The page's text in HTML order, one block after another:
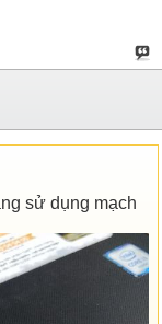
sử dụng mạch